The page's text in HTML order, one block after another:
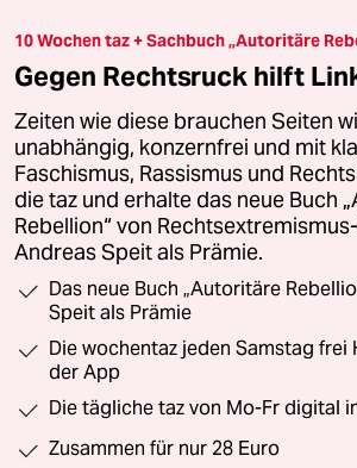
10 Wochen taz + Sachbuch „Autoritäre
Gegen Rechtsruck hilft
Zeiten wie diese brauchen Seiten
unabhängig, konzernfrei und mit
Faschismus, Rassismus und
die taz und erhalte das neue Buch
Rebellion“ von
Andreas Speit als Prämie.
Das neue Buch „Autoritäre
Speit als Prämie
Die wochentaz jeden Samstag frei
der App
Die tägliche taz von Mo-Fr digital
Zusammen für nur 28 Euro